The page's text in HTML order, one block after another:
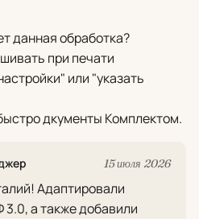
данная обработка?
при печати
или "указать
дкументы Комплектом.
15 июля 2026
Адаптировали
а также добавили